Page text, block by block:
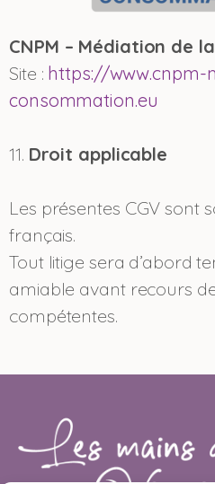
CNPM – Médiation de
Site : https://www.cnpm-
consommation.eu
11. Droit applicable
Les présentes CGV sont
français.
Tout litige sera d’abord
amiable avant recours
compétentes.